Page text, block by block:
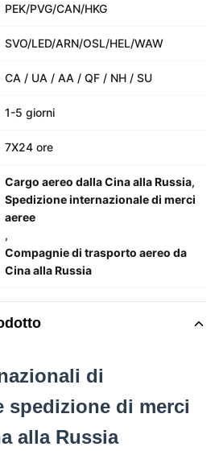
PEK/PVG/CAN/HKG
SVO/LED/ARN/OSL/HEL/WAW
CA / UA / AA / QF / NH / SU
1-5 giorni
7X24 ore
Cargo aereo dalla Cina alla Russia,
Spedizione internazionale di merci
aeree
,
Compagnie di trasporto aereo da
Cina alla Russia
di
spedizione di merci
alla Russia